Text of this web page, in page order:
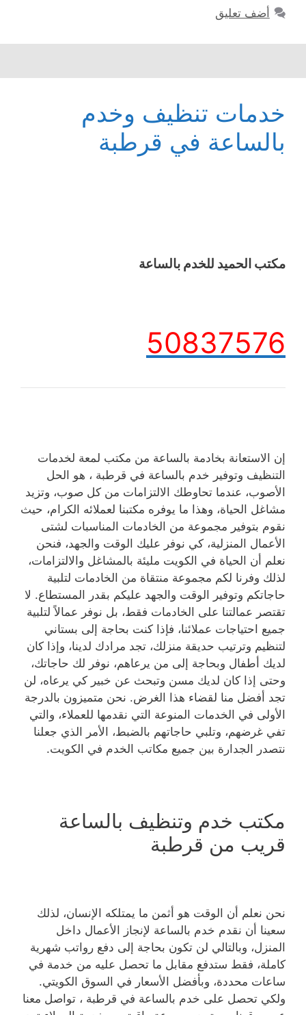
أضف تعليق
خدمات تنظيف وخدم
بالساعة في قرطبة
مكتب الحميد للخدم بالساعة
50837576
إن الاستعانة بخادمة بالساعة من مكتب لمعة لخدمات
التنظيف وتوفير خدم بالساعة في قرطبة ، هو الحل
الأصوب، عندما تحاوطك الالتزامات من كل صوب، وتزيد
مشاغل الحياة، وهذا ما يوفره مكتبنا لعملائه الكرام، حيث
نقوم بتوفير مجموعة من الخادمات المناسبات لشتى
الأعمال المنزلية، كي نوفر عليك الوقت والجهد، فنحن
نعلم أن الحياة في الكويت مليئة بالمشاغل والالتزامات،
لذلك وفرنا لكم مجموعة منتقاة من الخادمات لتلبية
حاجاتكم وتوفير الوقت والجهد عليكم بقدر المستطاع. لا
تقتصر عمالتنا على الخادمات فقط، بل نوفر عمالاً لتلبية
جميع احتياجات عملائنا، فإذا كنت بحاجة إلى بستاني
لتنظيم وترتيب حديقة منزلك، تجد مرادك لدينا، وإذا كان
لديك أطفال وبحاجة إلى من يرعاهم، نوفر لك حاجاتك،
وحتى إذا كان لديك مسن وتبحث عن خبير كي يرعاه، لن
تجد أفضل منا لقضاء هذا الغرض. نحن متميزون بالدرجة
الأولى في الخدمات المنوعة التي نقدمها للعملاء، والتي
تفي غرضهم، وتلبي حاجاتهم بالضبط، الأمر الذي جعلنا
نتصدر الجدارة بين جميع مكاتب الخدم في الكويت.
مكتب خدم وتنظيف بالساعة
قريب من قرطبة
نحن نعلم أن الوقت هو أثمن ما يمتلكه الإنسان، لذلك
سعينا أن نقدم خدم بالساعة لإنجاز الأعمال داخل
المنزل، وبالتالي لن تكون بحاجة إلى دفع رواتب شهرية
كاملة، فقط ستدفع مقابل ما تحصل عليه من خدمة في
ساعات محددة، وبأفضل الأسعار في السوق الكويتي.
ولكي تحصل على خدم بالساعة في قرطبة ، تواصل معنا